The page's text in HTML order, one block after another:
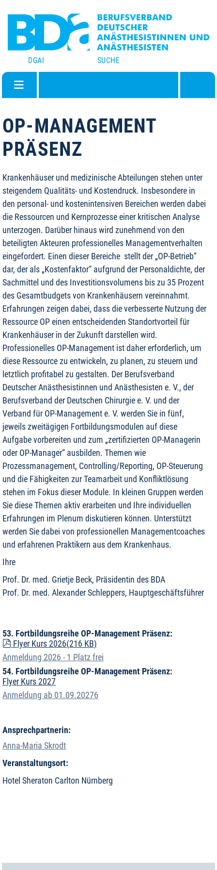
DGAI SUCHE
OP-MANAGEMENT
PRÄSENZ
Krankenhäuser und medizinische Abteilungen stehen unter
steigendem Qualitäts- und Kostendruck. Insbesondere in
den personal- und kostenintensiven Bereichen werden dabei
die Ressourcen und Kernprozesse einer kritischen Analyse
unterzogen. Darüber hinaus wird zunehmend von den
beteiligten Akteuren professionelles Managementverhalten
eingefordert. Einen dieser Bereiche stellt der „OP-Betrieb“
dar, der als „Kostenfaktor“ aufgrund der Personaldichte, der
Sachmittel und des Investitionsvolumens bis zu 35 Prozent
des Gesamtbudgets von Krankenhäusern vereinnahmt.
Erfahrungen zeigen dabei, dass die verbesserte Nutzung der
Ressource OP einen entscheidenden Standortvorteil für
Krankenhäuser in der Zukunft darstellen wird.
Professionelles OP-Management ist daher erforderlich, um
diese Ressource zu entwickeln, zu planen, zu steuern und
letztlich profitabel zu gestalten. Der Berufsverband
Deutscher Anästhesistinnen und Anästhesisten e. V., der
Berufsverband der Deutschen Chirurgie e. V. und der
Verband für OP-Management e. V. werden Sie in fünf,
jeweils zweitägigen Fortbildungsmodulen auf diese
Aufgabe vorbereiten und zum „zertifizierten OP-Managerin
oder OP-Manager“ ausbilden. Themen wie
Prozessmanagement, Controlling/Reporting, OP-Steuerung
und die Fähigkeiten zur Teamarbeit und Konfliktlösung
stehen im Fokus dieser Module. In kleinen Gruppen werden
Sie diese Themen aktiv erarbeiten und Ihre individuellen
Erfahrungen im Plenum diskutieren können. Unterstützt
werden Sie dabei von professionellen Managementcoaches
und erfahrenen Praktikern aus dem Krankenhaus.
Ihre
Prof. Dr. med. Grietje Beck, Präsidentin des BDA
Prof. Dr. med. Alexander Schleppers, Hauptgeschäftsführer
53. Fortbildungsreihe OP-Management Präsenz:
pdf
Flyer Kurs 2026(216 KB)
Anmeldung 2026 - 1 Platz frei
54. Fortbildungsreihe OP-Management Präsenz:
Flyer Kurs 2027
Anmeldung ab 01.09.20276
Ansprechpartnerin:
Anna-Maria Skrodt
Veranstaltungsort:
Hotel Sheraton Carlton Nürnberg